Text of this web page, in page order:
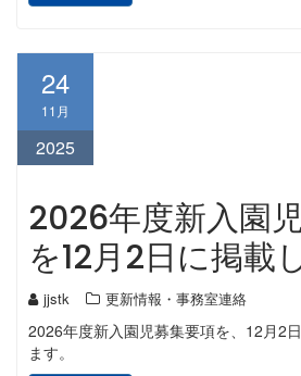
24
11月
2025
2026年度新入園
を12月2日に掲載
jjstk 更新情報・事務室連絡
2026年度新入園児募集要項を、12月2
ます。